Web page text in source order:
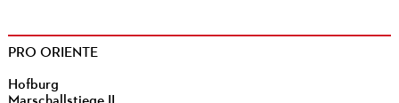
PRO ORIENTE
Hofburg